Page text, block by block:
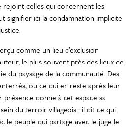
rejoint celles qui concernent les
signifier ici la condamnation implicite
comme un lieu d’exclusion
le plus souvent près des lieux de
du paysage de la communauté. Des
ou ce qui en reste après leur
donne à cet espace sa
du terroir villageois : il dit ce qui
le peuple qui partage avec le juge le